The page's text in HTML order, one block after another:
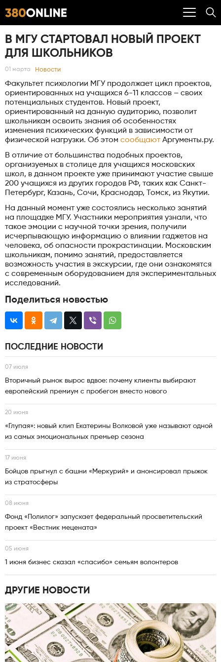
В МГУ СТАРТОВАЛ НОВЫЙ ПРОЕКТ
ДЛЯ ШКОЛЬНИКОВ
01 марта Новости
Факультет психологии МГУ продолжает цикл проектов,
ориентированных на учащихся 6-11 классов – своих
потенциальных студентов. Новый проект,
ориентированный на данную аудиторию, позволит
школьникам освоить знания об особенностях
изменения психических функций в зависимости от
физической нагрузки. Об этом сообщают Аргументы.ру.
В отличие от большинства подобных проектов,
организуемых в столице для учащихся московских
школ, в данном проекте уже принимают участие свыше
200 учащихся из других городов РФ, таких как Санкт-
Петербург, Казань, Сочи, Краснодар, Томск, из Якутии.
На данный момент уже состоялись несколько занятий
на площадке МГУ. Участники мероприятия узнали, что
такое эмоции с научной точки зрения, получили
исчерпывающую информацию о влиянии гаджетов на
человека, об опасности прокрастинации. Московским
школьникам, помимо занятий, предоставляется
возможность участия в экскурсии, где они ознакомятся
с современным оборудованием для экспериментальных
исследований.
Поделиться новостью
ПОСЛЕДНИЕ НОВОСТИ
07 июля
Вторичный рынок вырос вдвое: почему клиенты выбирают
европейский премиум с пробегом вместо нового
20 июня
«Глупая»: новый клип Екатерины Волковой уже называют одной
из самых эмоциональных премьер сезона
17 июня
Бойцов прыгнул с башни «Меркурий» и анонсировал прыжок
из стратосферы
08 июня
Фонд «Полилог» запускает федеральный просветительский
проект «Вестник мецената»
05 июня
1 июня бизнес сказал «спасибо» семьям волонтеров
ДРУГИЕ НОВОСТИ